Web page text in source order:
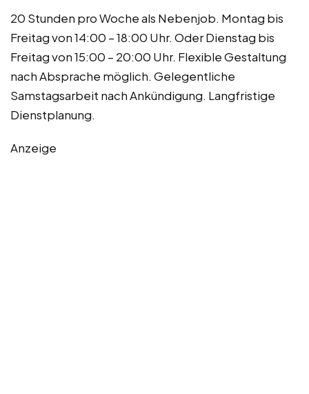
20 Stunden pro Woche als Nebenjob. Montag bis
Freitag von 14:00 – 18:00 Uhr. Oder Dienstag bis
Freitag von 15:00 – 20:00 Uhr. Flexible Gestaltung
nach Absprache möglich. Gelegentliche
Samstagsarbeit nach Ankündigung. Langfristige
Dienstplanung.
Anzeige